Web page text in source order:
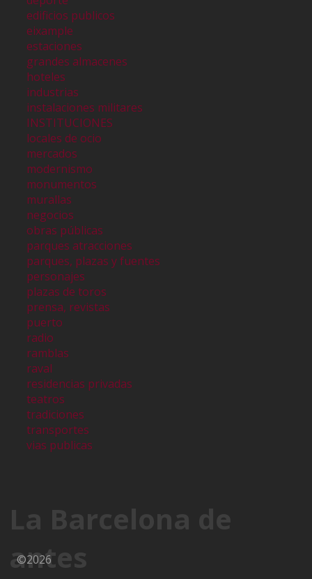
edificios publicos
eixample
estaciones
grandes almacenes
hoteles
industrias
instalaciones militares
INSTITUCIONES
locales de ocio
mercados
modernismo
monumentos
murallas
negocios
obras públicas
parques atracciones
parques, plazas y fuentes
personajes
plazas de toros
prensa, revistas
puerto
radio
ramblas
raval
residencias privadas
teatros
tradiciones
transportes
vias publicas
La Barcelona de
antes
©2026